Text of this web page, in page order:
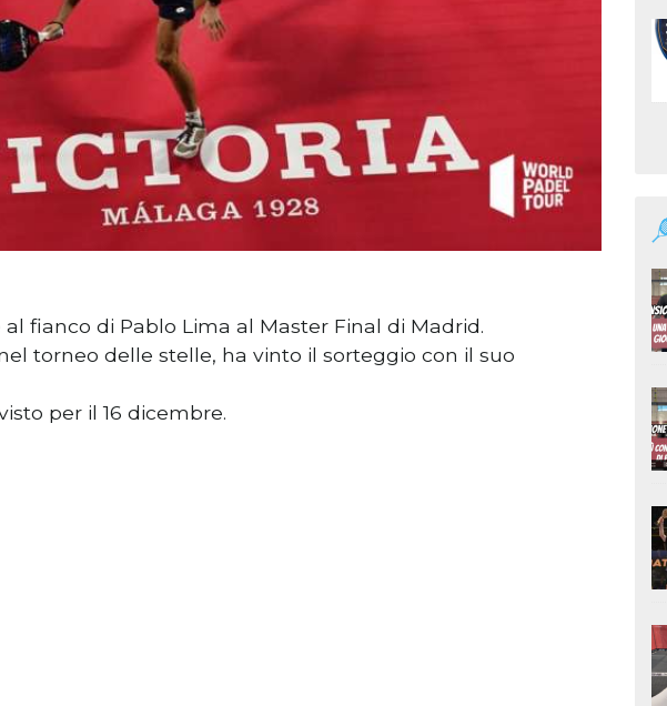
fianco di Pablo Lima al Master Final di Madrid.
torneo delle stelle, ha vinto il sorteggio con il suo
per il 16 dicembre.